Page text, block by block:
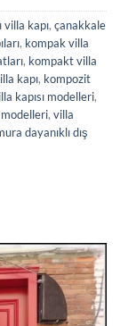
villa kapı, çanakkale
, kompak villa
, kompakt villa
kapı, kompozit
kapısı modelleri,
, villa
dayanıklı dış